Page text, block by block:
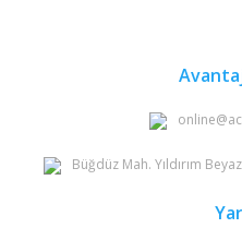
Büğdüz Mah. Yıldırım